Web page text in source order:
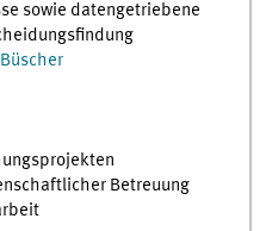
sowie datengetriebene
Betreuung